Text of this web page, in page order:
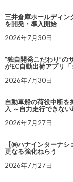
三井倉庫ホールディン
を開発・導入開始
2026年7月30日
“独自開発こだわり”の
がEC自動出荷アプリ
2026年7月30日
自動車船の荷役中断
入 ～自力走行できな
2026年7月27日
【㈱ハナインターナ
更なる強化ねらう
2026年7月27日